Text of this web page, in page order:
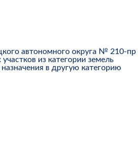
автономного округа № 210-пр
из категории земель
в другую категорию